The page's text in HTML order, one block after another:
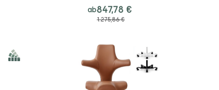
ab847,78 €
1.275,86 €